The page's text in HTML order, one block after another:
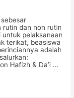
rutin dan non rutin
pelaksanaan
terikat, beasiswa
adalah
Hafizh & Da’i …